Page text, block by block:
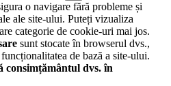
o navigare fără probleme și
ale site-ului. Puteți vizualiza
categorie de cookie-uri mai jos.
sunt stocate în browserul dvs.,
de bază a site-ului.
consimțământul dvs. în